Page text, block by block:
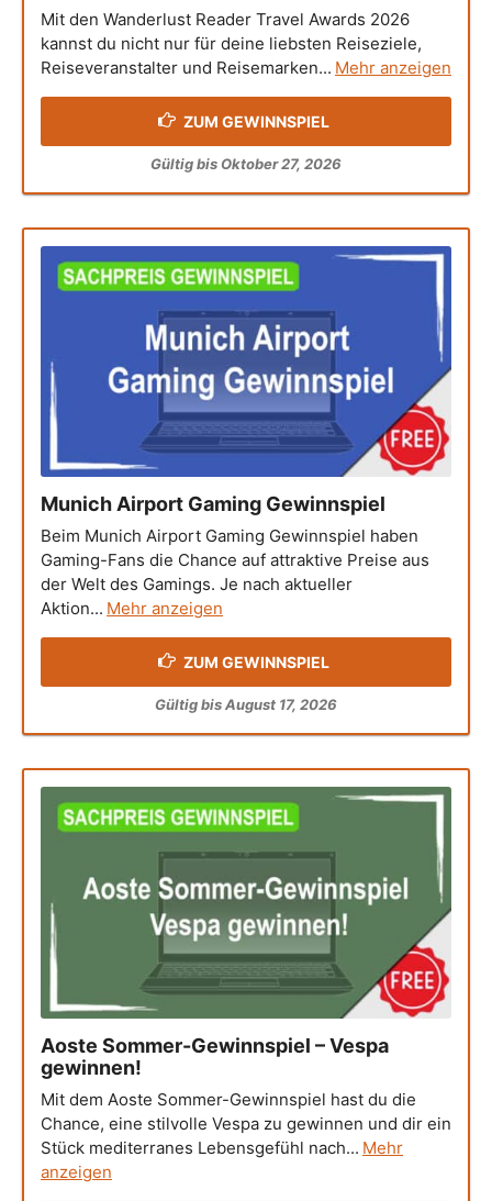
Mit den Wanderlust Reader Travel Awards 2026
kannst du nicht nur für deine liebsten Reiseziele,
Reiseveranstalter und Reisemarken... Mehr anzeigen
ZUM GEWINNSPIEL
Gültig bis Oktober 27, 2026
Munich Airport Gaming Gewinnspiel
Beim Munich Airport Gaming Gewinnspiel haben
Gaming-Fans die Chance auf attraktive Preise aus
der Welt des Gamings. Je nach aktueller
Aktion... Mehr anzeigen
ZUM GEWINNSPIEL
Gültig bis August 17, 2026
Aoste Sommer-Gewinnspiel – Vespa
gewinnen!
Mit dem Aoste Sommer-Gewinnspiel hast du die
Chance, eine stilvolle Vespa zu gewinnen und dir ein
Stück mediterranes Lebensgefühl nach... Mehr
anzeigen